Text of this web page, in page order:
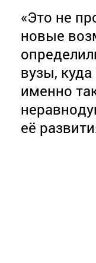
«Это не
новые
вузы,
именно
её